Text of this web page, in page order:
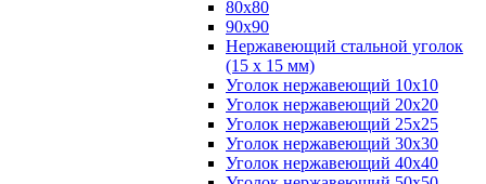
80х80
90х90
Нержавеющий стальной уголок
(15 х 15 мм)
Уголок нержавеющий 10х10
Уголок нержавеющий 20х20
Уголок нержавеющий 25х25
Уголок нержавеющий 30х30
Уголок нержавеющий 40х40